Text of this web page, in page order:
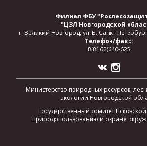
Филиал ФБУ
"ЦЗЛ Новгородской
г. Великий Новгород, ул. Б. Санкт-
Телефон/факс:
8(8162)640-625
Министерство природных ресурсов,
экологии Новгородской
Государственный комитет
природопользованию и охране